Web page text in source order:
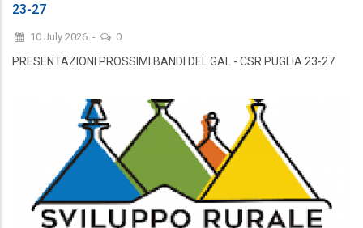
23-27
10 July 2026 - 0
PRESENTAZIONI PROSSIMI BANDI DEL GAL - CSR PUGLIA 23-27